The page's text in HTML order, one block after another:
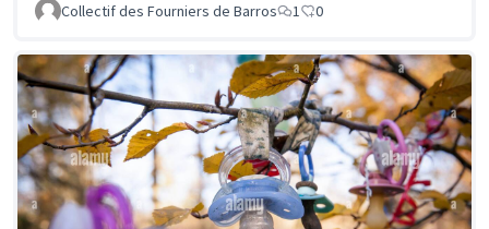
Collectif des Fourniers de Barros 1 0